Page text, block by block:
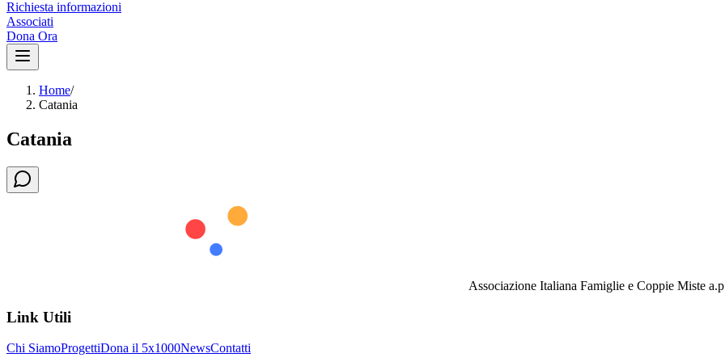
Richiesta informazioni
Associati
Dona Ora
Home/
Catania
Catania
Associazione Italiana Famiglie e Coppie Miste
Link Utili
Chi SiamoProgettiDona il 5x1000NewsContatti